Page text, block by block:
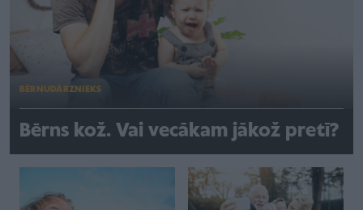
BĒRNUDĀRZNIEKS
Bērns kož. Vai vecākam jākož pretī?